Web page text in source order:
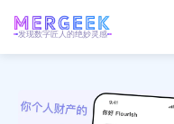
发现数字匠人的绝妙灵感